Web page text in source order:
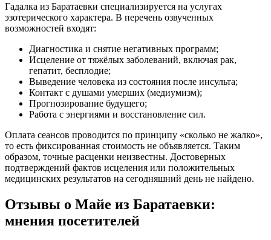
Гадалка из Баратаевки специализируется на услугах
эзотерического характера. В перечень озвученных
возможностей входят:
Диагностика и снятие негативных программ;
Исцеление от тяжёлых заболеваний, включая рак,
гепатит, бесплодие;
Выведение человека из состояния после инсульта;
Контакт с душами умерших (медиумизм);
Прогнозирование будущего;
Работа с энергиями и восстановление сил.
Оплата сеансов проводится по принципу «сколько не жалко»,
то есть фиксированная стоимость не объявляется. Таким
образом, точные расценки неизвестны. Достоверных
подтверждений фактов исцеления или положительных
медицинских результатов на сегодняшний день не найдено.
Отзывы о Майе из Баратаевки:
мнения посетителей